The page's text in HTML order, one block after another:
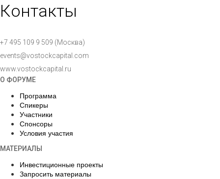
Контакты
+7 495 109 9 509 (Москва)
events@vostockcapital.com
www.vostockcapital.ru
О ФОРУМЕ
Программа
Спикеры
Участники
Спонсоры
Условия участия
МАТЕРИАЛЫ
Инвестиционные проекты
Запросить материалы